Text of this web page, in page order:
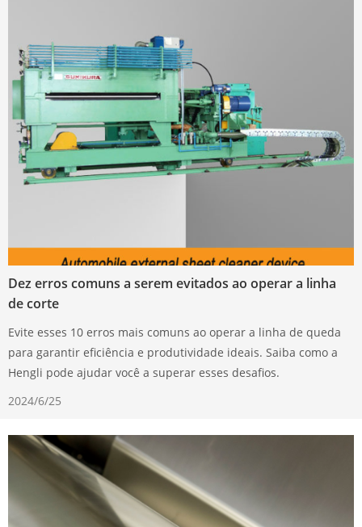
Dez erros comuns a serem evitados ao operar a linha
de corte
Evite esses 10 erros mais comuns ao operar a linha de queda
para garantir eficiência e produtividade ideais. Saiba como a
Hengli pode ajudar você a superar esses desafios.
2024/6/25